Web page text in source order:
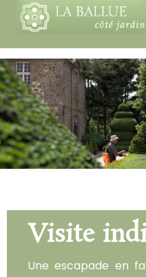
Visite
Une escapade en